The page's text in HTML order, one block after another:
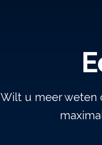
Wilt u meer weten